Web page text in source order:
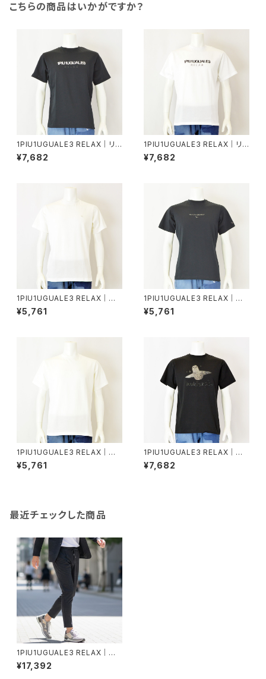
こちらの商品はいかがですか？
1PIU1UGUALE3 RELAX｜リバ
ースロゴ半袖Tシャツ｜ウノピゥ
ウノウグァーレトレ リラックス メ
¥7,682
1PIU1UGUALE3 RELAX｜リバ
ースロゴ半袖Tシャツ｜ウノピゥ
ウノウグァーレトレ リラックス メ
¥7,682
1PIU1UGUALE3 RELAX｜グ
ロッシー刺繍ネックロゴ半袖T
シャツ｜ウノピゥウノウグァーレ
¥5,761
1PIU1UGUALE3 RELAX｜エ
ンボスロゴ半袖Tシャツ｜ウノピ
ゥウノウグァーレトレ リラックス
¥5,761
1PIU1UGUALE3 RELAX｜エ
ンボスロゴ半袖Tシャツ｜ウノピ
ゥウノウグァーレトレ リラックス
¥5,761
1PIU1UGUALE3 RELAX｜グラ
デーションラインストーン半袖T
シャツ｜ウノピゥウノウグァーレ
¥7,682
最近チェックした商品
1PIU1UGUALE3 RELAX｜接
触冷感ストレッチナイロンスラッ
クス｜ウノピゥウノウグァーレト
¥17,392